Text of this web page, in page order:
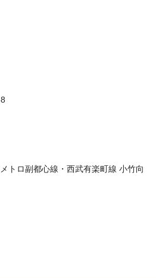
トロ副都心線・西武有楽町線 小竹向